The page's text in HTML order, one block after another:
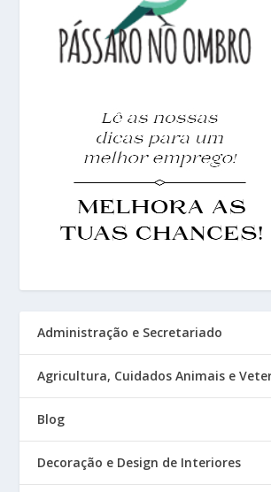
Administração e Secretariado
Agricultura, Cuidados Animais e
Blog
Decoração e Design de Interiores